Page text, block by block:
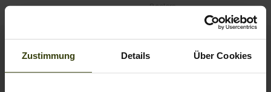
Zustimmung Details Über Cookies
2colors